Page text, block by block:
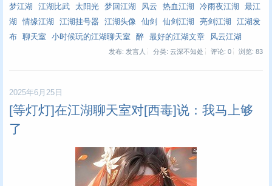
梦江湖
江湖比武 太阳光 梦回江湖 风云 热血江湖 冷雨夜江湖
最江
湖
情缘江湖 江湖挂号器 江湖头像 仙剑 仙剑江湖 亮剑江湖
江湖发
布
聊天室 小时候玩的江湖聊天室 醉 最好的江湖文章 风云江湖
发布: 发言人 分类: 云深不知处 评论: 0 浏览: 83
2025年6月25日
[等灯灯]在江湖聊天室对[西毒]说：我马上够
了